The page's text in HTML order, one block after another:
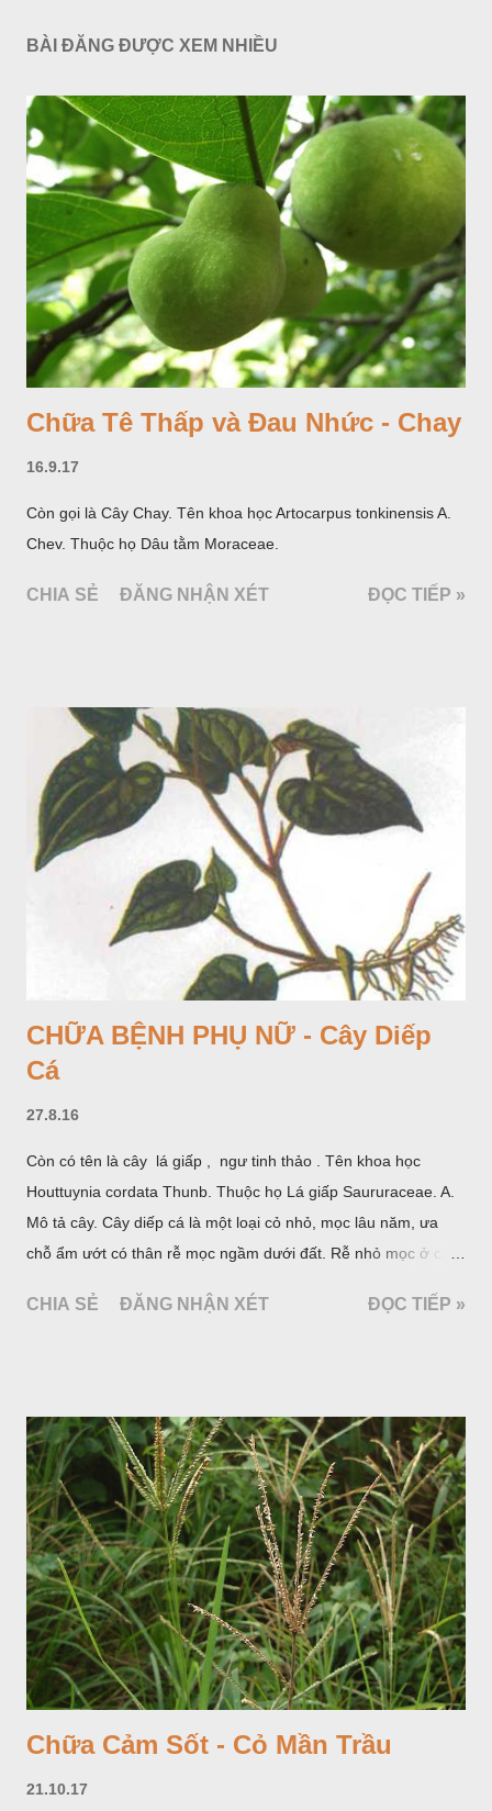
BÀI ĐĂNG ĐƯỢC XEM NHIỀU
Chữa Tê Thấp và Đau Nhức - Chay
16.9.17
Còn gọi là Cây Chay. Tên khoa học Artocarpus tonkinensis A.
Chev. Thuộc họ Dâu tằm Moraceae.
CHIA SẺ ĐĂNG NHẬN XÉT ĐỌC TIẾP »
CHỮA BỆNH PHỤ NỮ - Cây Diếp
Cá
27.8.16
Còn có tên là cây lá giấp , ngư tinh thảo . Tên khoa học
Houttuynia cordata Thunb. Thuộc họ Lá giấp Saururaceae. A.
Mô tả cây. Cây diếp cá là một loại cỏ nhỏ, mọc lâu năm, ưa
chỗ ẩm ướt có thân rễ mọc ngầm dưới đất. Rễ nhỏ mọc ở các
cách, hình tim, đầu lá, hơi nhọn hay nhọn hẳn. Hoa nhỏ màu
cá. Hoa nở về mùa hạ vào các tháng 5-8. (Hình dưới).
CHIA SẺ ĐĂNG NHẬN XÉT ĐỌC TIẾP »
Chữa Cảm Sốt - Cỏ Mần Trầu
21.10.17